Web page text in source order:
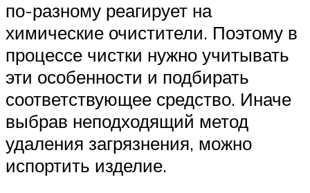
по-разному реагирует на
химические очистители. Поэтому в
процессе чистки нужно учитывать
эти особенности и подбирать
соответствующее средство. Иначе
выбрав неподходящий метод
удаления загрязнения, можно
испортить изделие.